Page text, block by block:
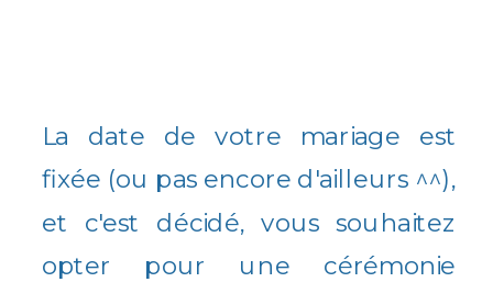
La date de votre mariage est
fixée (ou pas encore d'ailleurs ^^),
et c'est décidé, vous souhaitez
opter pour une cérémonie